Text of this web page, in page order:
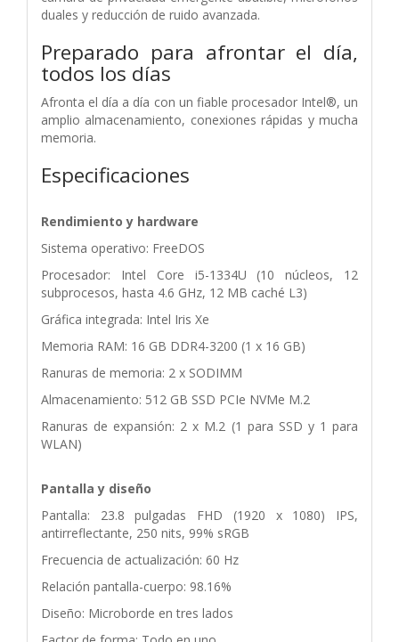
duales y reducción de ruido avanzada.
Preparado para afrontar el día,
todos los días
Afronta el día a día con un fiable procesador Intel®, un
amplio almacenamiento, conexiones rápidas y mucha
memoria.
Especificaciones
Rendimiento y hardware
Sistema operativo: FreeDOS
Procesador: Intel Core i5-1334U (10 núcleos, 12
subprocesos, hasta 4.6 GHz, 12 MB caché L3)
Gráfica integrada: Intel Iris Xe
Memoria RAM: 16 GB DDR4-3200 (1 x 16 GB)
Ranuras de memoria: 2 x SODIMM
Almacenamiento: 512 GB SSD PCIe NVMe M.2
Ranuras de expansión: 2 x M.2 (1 para SSD y 1 para
WLAN)
Pantalla y diseño
Pantalla: 23.8 pulgadas FHD (1920 x 1080) IPS,
antirreflectante, 250 nits, 99% sRGB
Frecuencia de actualización: 60 Hz
Relación pantalla-cuerpo: 98.16%
Diseño: Microborde en tres lados